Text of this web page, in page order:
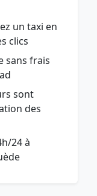
un taxi en
clics
sans frais
sont
des
24 à